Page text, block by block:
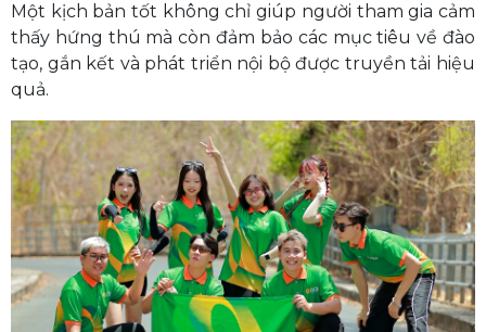
Một kịch bản tốt không chỉ giúp người tham gia cảm
thấy hứng thú mà còn đảm bảo các mục tiêu về đào
tạo, gắn kết và phát triển nội bộ được truyền tải hiệu
quả.